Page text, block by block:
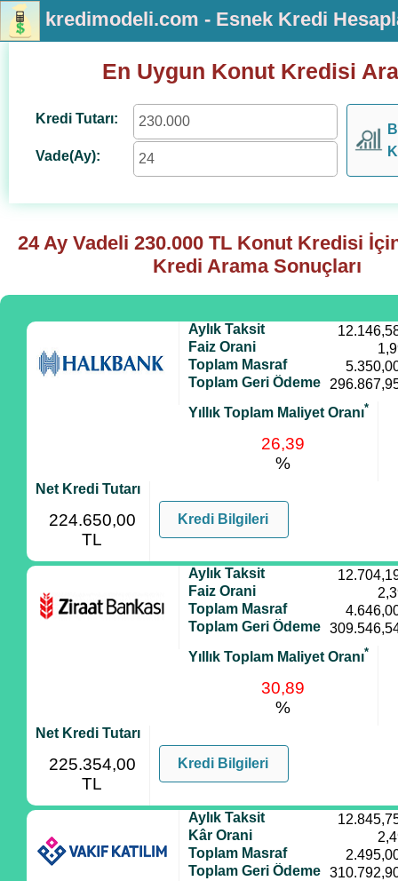
kredimodeli.com - Esnek Kredi
En Uygun Konut Kredisi
Kredi Tutarı:
Vade(Ay):
24 Ay Vadeli230.000 TL Konut Kredisi
Kredi Arama Sonuçları
Aylık Taksit
Faiz Orani
Toplam Masraf
Toplam Geri Ödeme
Yıllık Toplam Maliyet Oranı*
26,39
%
Net Kredi Tutarı
224.650,00
TL
Kredi Bilgileri
Aylık Taksit
Faiz Orani
Toplam Masraf
Toplam Geri Ödeme
Yıllık Toplam Maliyet Oranı*
30,89
%
Net Kredi Tutarı
225.354,00
TL
Kredi Bilgileri
Aylık Taksit
Kâr Orani
Toplam Masraf
Toplam Geri Ödeme